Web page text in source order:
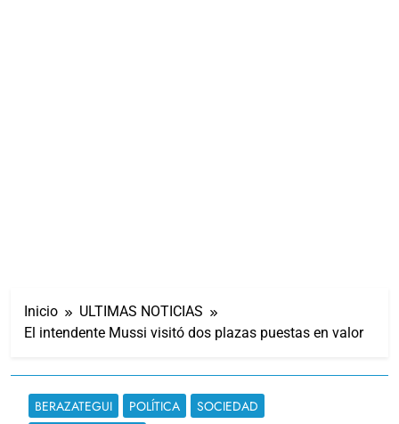
Inicio
ULTIMAS NOTICIAS
El intendente Mussi visitó dos plazas puestas en valor
BERAZATEGUI POLÍTICA
SOCIEDAD